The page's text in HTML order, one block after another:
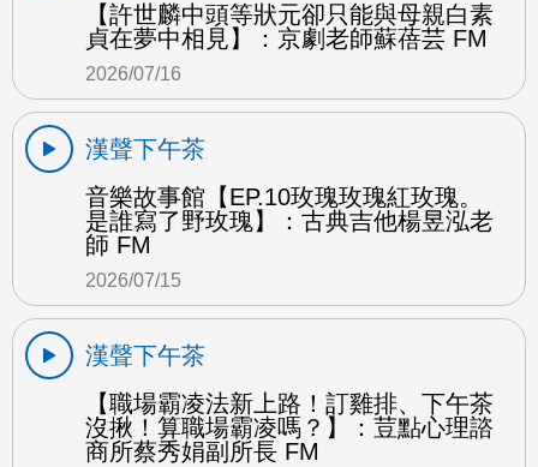
【許世麟中頭等狀元卻只能與母親白素
貞在夢中相見】：京劇老師蘇蓓芸 FM
2026/07/16
漢聲下午茶
音樂故事館【EP.10玫瑰玫瑰紅玫瑰。
是誰寫了野玫瑰】：古典吉他楊昱泓老
師 FM
2026/07/15
漢聲下午茶
【職場霸凌法新上路！訂雞排、下午茶
沒揪！算職場霸凌嗎？】：荳點心理諮
商所蔡秀娟副所長 FM